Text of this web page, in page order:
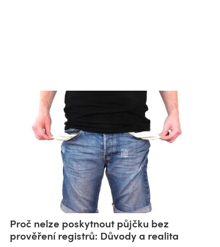
Proč nelze poskytnout půjčku bez
prověření registrů: Důvody a realita